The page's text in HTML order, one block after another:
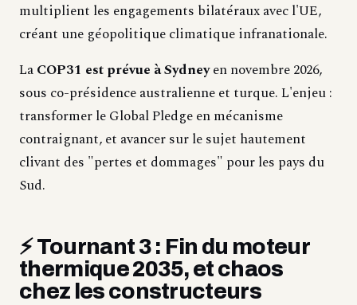
multiplient les engagements bilatéraux avec l'UE,
créant une géopolitique climatique infranationale.
LaCOP31 est prévue à Sydneyen novembre 2026,
sous co-présidence australienne et turque. L'enjeu :
transformer le Global Pledge en mécanisme
contraignant, et avancer sur le sujet hautement
clivant des "pertes et dommages" pour les pays du
Sud.
⚡ Tournant 3 : Fin du moteur
thermique 2035, et chaos
chez les constructeurs